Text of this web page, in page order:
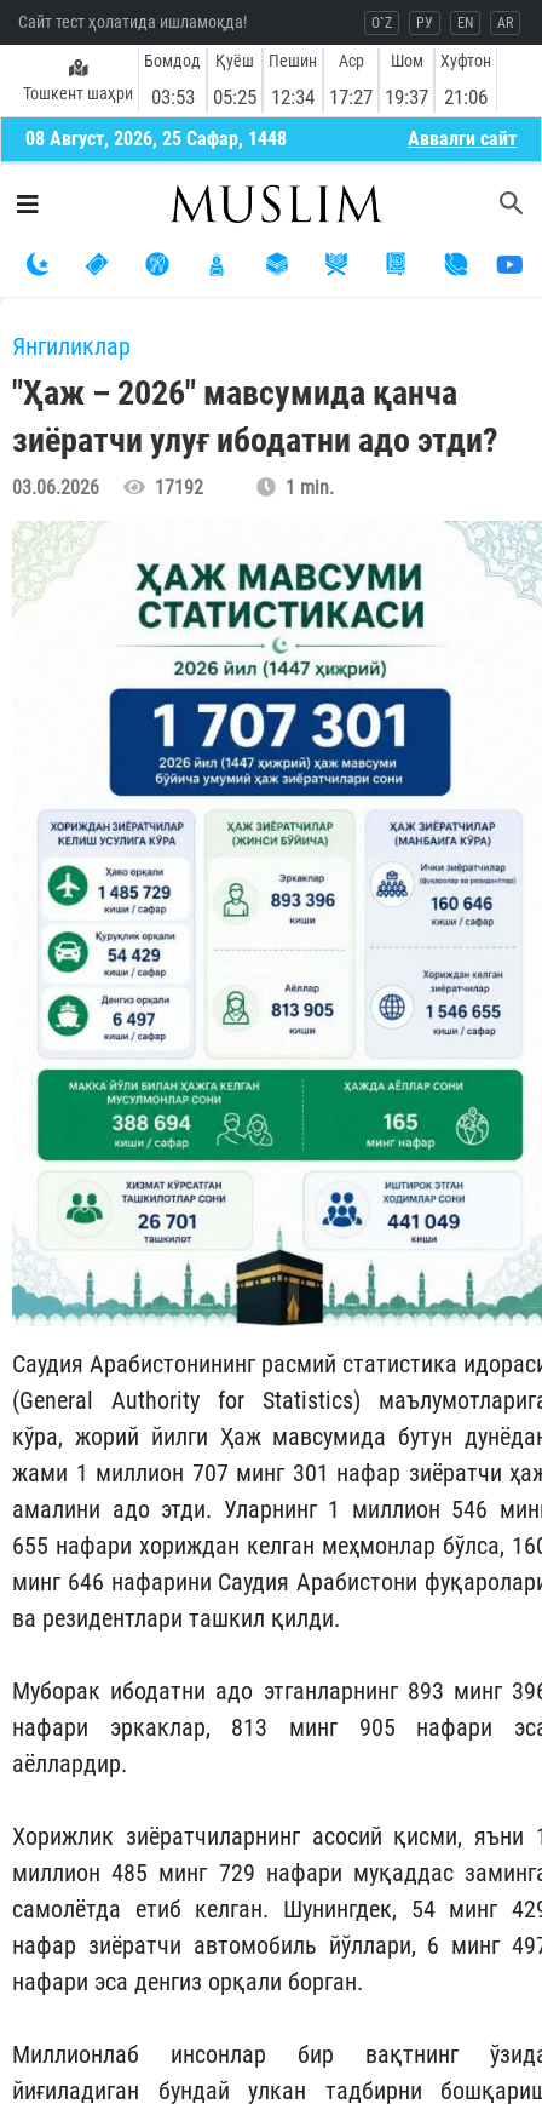
Сайт тест ҳолатида ишламоқда! O`Z РУ EN AR
Тошкент шаҳри
Бомдод
03:53
Қуёш
05:25
Пешин
12:34
Аср
17:27
Шом
19:37
Хуфтон
21:06
08 Август, 2026, 25 Сафар, 1448 Aввалги сайт
Янгиликлар
"Ҳаж – 2026" мавсумида қанча
зиёратчи улуғ ибодатни адо этди?
03.06.2026 17192 1 min.
Саудия Арабистонининг расмий статистика
(General Authority for Statistics)
кўра, жорий йилги Ҳаж мавсумида бутун
жами 1 миллион 707 минг 301 нафар зиёратчи
амалини адо этди. Уларнинг 1 миллион 546
655 нафари хориждан келган меҳмонлар бўлса,
минг 646 нафарини Саудия Арабистони
ва резидентлари ташкил қилди.
Муборак ибодатни адо этганларнинг 893 минг
нафари эркаклар, 813 минг 905 нафари
аёллардир.
Хорижлик зиёратчиларнинг асосий қисми, яъни
миллион 485 минг 729 нафари муқаддас
самолётда етиб келган. Шунингдек, 54 минг
нафар зиёратчи автомобиль йўллари, 6 минг
нафари эса денгиз орқали борган.
Миллионлаб инсонлар бир вақтнинг
йиғиладиган бундай улкан тадбирни